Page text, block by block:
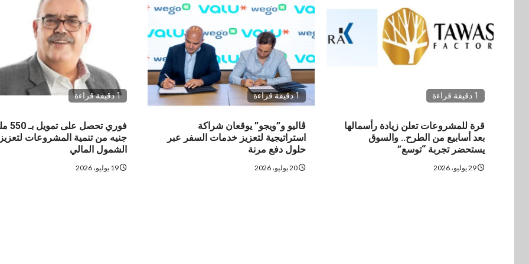
1 دقيقة قراءة
قرة للمشروعات تعلن زيادة رأسمالها
بعد أسابيع من الطرح.. والسوق
يستحضر تجربة “توسع”
1 دقيقة قراءة
ڤاليو و”ويجو” يوقعان شراكة
استراتيجية لتعزيز خدمات السفر عبر
حلول دفع مرنة
20 يوليو، 2026
1 دقيقة قراءة
فوري
جنيه من تنمية المشروعات لتعزيز
الشمول المالي
19 يوليو، 2026